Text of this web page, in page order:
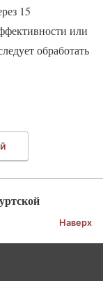
15
или
обработать
Наверх